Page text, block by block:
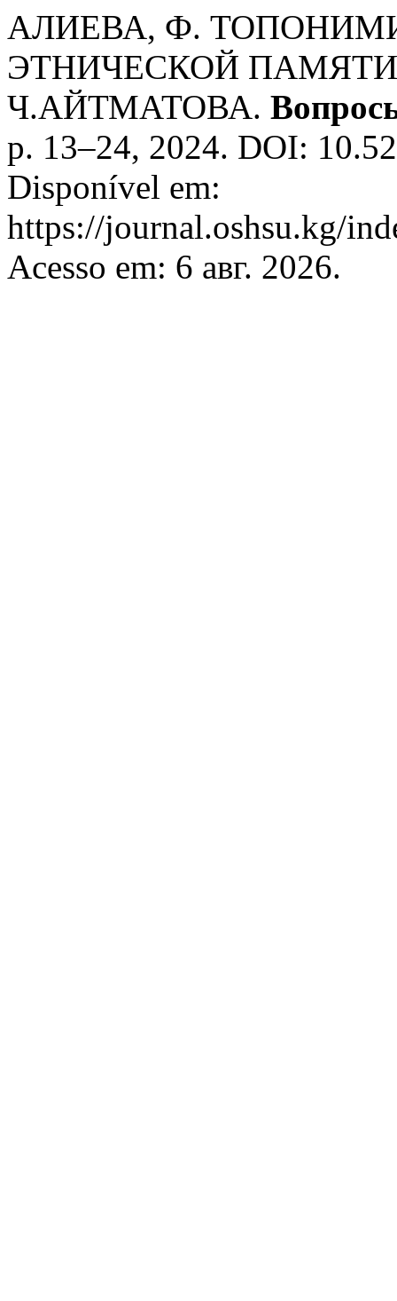
АЛИЕВА, Ф.
ЭТНИЧЕСКОЙ
Ч.АЙТМАТОВА.
p. 13–24, 2024. DOI:
Disponível em:
https://journal.oshsu.kg/
Acesso em: 6 авг. 2026.